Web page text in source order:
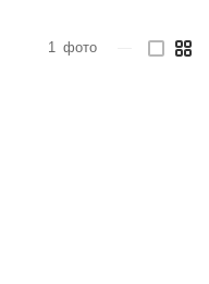
1 фото